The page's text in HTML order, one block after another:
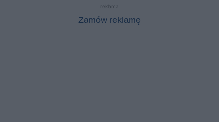
reklama
Zamów reklamę